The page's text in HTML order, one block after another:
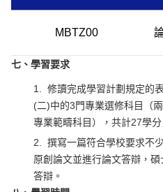
MBTZ00
七、學習要求
1. 修讀完成學習計劃規定的表
(二)中的3門專業選修科目（
專業範疇科目），共計27學分
2.
撰寫一篇符合學校要求不
原創論文並進行論文答辯，
答辯。